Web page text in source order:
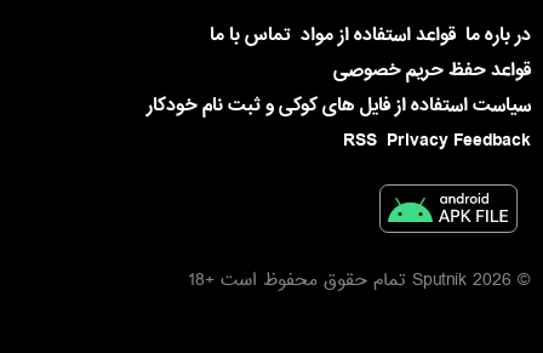
در باره ما قواعد استفاده از مواد تماس با ما
قواعد حفظ حریم خصوصی
سیاست استفاده از فایل های کوکی و ثبت نام خودکار
Privacy Feedback
RSS
© 2026 Sputnik تمام حقوق محفوظ است +18